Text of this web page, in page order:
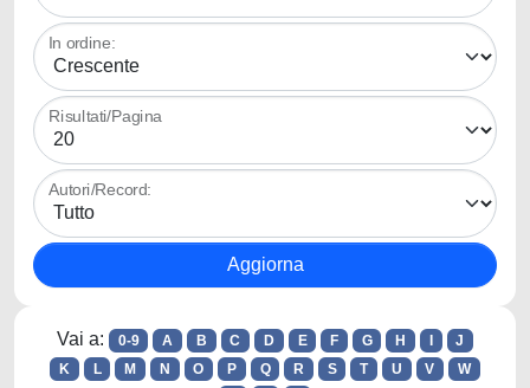
In ordine:
Risultati/Pagina
Autori/Record:
Vai a: 0-9 A B C D E F G H
J
K
L M N O P Q R S T U V
W